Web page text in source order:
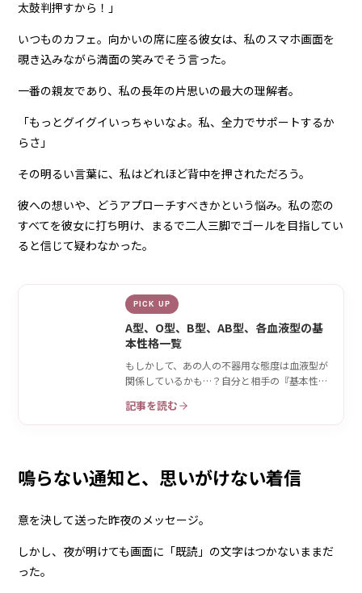
太鼓判押すから！」
いつものカフェ。向かいの席に座る彼女は、私のスマホ画面を
覗き込みながら満面の笑みでそう言った。
一番の親友であり、私の長年の片思いの最大の理解者。
「もっとグイグイいっちゃいなよ。私、全力でサポートするか
らさ」
その明るい言葉に、私はどれほど背中を押されただろう。
彼への想いや、どうアプローチすべきかという悩み。私の恋の
すべてを彼女に打ち明け、まるで二人三脚でゴールを目指してい
ると信じて疑わなかった。
PICK UP
A型、O型、B型、AB型、各血液型の基
本性格一覧
もしかして、あの人の不器用な態度は血液型が
関係しているかも…？自分と相手の『基本性
記事を読む
鳴らない通知と、思いがけない着信
意を決して送った昨夜のメッセージ。
しかし、夜が明けても画面に「既読」の文字はつかないままだ
った。